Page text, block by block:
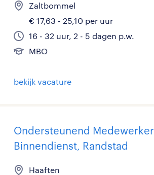
Zaltbommel
€ 17,63 - 25,10 per uur
16 - 32 uur, 2 - 5 dagen p.w.
MBO
bekijk vacature
Ondersteunend Medewerker
Binnendienst, Randstad
Haaften